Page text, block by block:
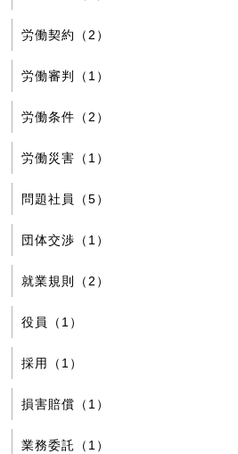
労働契約（2）
労働審判（1）
労働条件（2）
労働災害（1）
問題社員（5）
団体交渉（1）
就業規則（2）
役員（1）
採用（1）
損害賠償（1）
業務委託（1）